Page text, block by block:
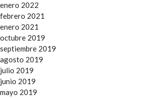
enero 2022
febrero 2021
enero 2021
octubre 2019
septiembre 2019
agosto 2019
julio 2019
junio 2019
mayo 2019